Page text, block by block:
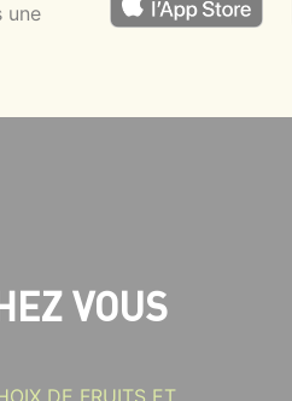
une
VOUS
DE FRUITS ET